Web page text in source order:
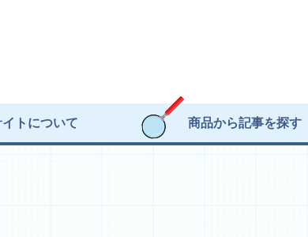
イトについて 商品から記事を探す